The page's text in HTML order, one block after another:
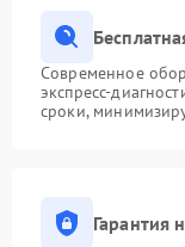
Современное
экспресс-
сроки,
Гарантия